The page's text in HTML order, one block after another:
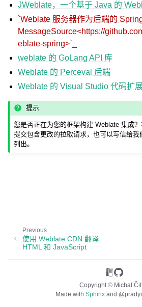
JWeblate，一个基于 Java 的
`Weblate 服务器作为后端的
MessageSource<https://
eblate-spring>`_
weblate 的 GoLang API 库
Weblate 的 Perceval 后端
Weblate 的 Visual Studio 代码扩
提示
您是否正在为您的框架构建 Weblate 集成
提交包含更改的拉取请求，也可以写信给
列出。
Previous
使用 Weblate CDN 翻译
HTML 和 JavaScript
Copyright © Michal
Made with Sphinx and